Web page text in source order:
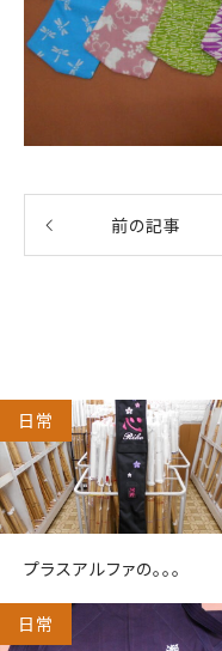
前の記事
日常
プラスアルファの。。。
日常